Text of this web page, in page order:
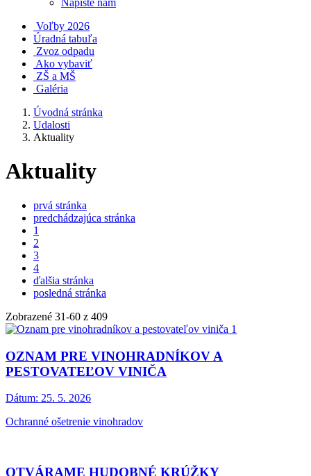
Napíšte nám
Voľby 2026
Úradná tabuľa
Zvoz odpadu
Ako vybaviť
ZŠ a MŠ
Galéria
Úvodná stránka
Udalosti
Aktuality
Aktuality
prvá stránka
predchádzajúca stránka
1
2
3
4
ďalšia stránka
posledná stránka
Zobrazené 31-60 z 409
OZNAM PRE VINOHRADNÍKOV A
PESTOVATEĽOV VINIČA
Dátum: 25. 5. 2026
Ochranné ošetrenie vinohradov
OTVÁRAME HUDOBNÉ KRÚŽKY